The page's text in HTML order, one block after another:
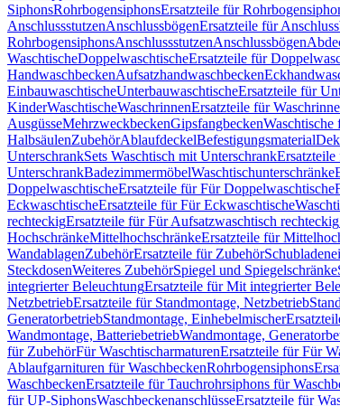
SiphonsRohrbogensiphonsErsatzteile für
AnschlussstutzenAnschlussbögenErsatzteile für
RohrbogensiphonsAnschlussstutzenAnschlussbögen
WaschtischeDoppelwaschtischeErsatzteile für
HandwaschbeckenAufsatzhandwaschbecken
EinbauwaschtischeUnterbauwaschtischeErsatzteile für
KinderWaschtischeWaschrinnenErsatzteile für
AusgüsseMehrzweckbeckenGipsfangbeckenWaschtische
HalbsäulenZubehörAblaufdeckelBefestigungsmaterial
UnterschrankSets Waschtisch mit UnterschrankErsatzteile
UnterschrankBadezimmermöbelWaschtischunterschränke
DoppelwaschtischeErsatzteile für Für Doppelwaschtische
EckwaschtischeErsatzteile für Für Eckwaschtische
rechteckigErsatzteile für Für Aufsatzwaschtisch rechteckig
HochschränkeMittelhochschränkeErsatzteile für
WandablagenZubehörErsatzteile für Zubehör
SteckdosenWeiteres ZubehörSpiegel und Spiegelschränke
integrierter BeleuchtungErsatzteile für Mit integrierter
NetzbetriebErsatzteile für Standmontage, Netzbetrieb
GeneratorbetriebStandmontage, Einhebelmischer
Wandmontage, BatteriebetriebWandmontage,
für ZubehörFür WaschtischarmaturenErsatzteile für Für
Ablaufgarnituren für WaschbeckenRohrbogensiphons
WaschbeckenErsatzteile für Tauchrohrsiphons für
für UP-SiphonsWaschbeckenanschlüsseErsatzteile für